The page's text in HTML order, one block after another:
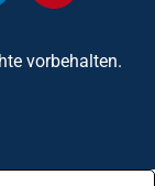
vorbehalten.